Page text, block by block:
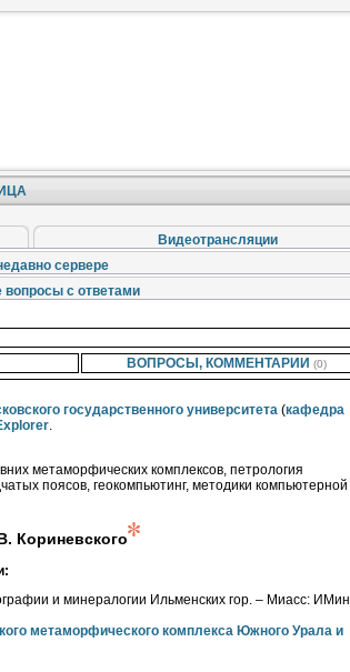
Видеотрансляции
сервере
вопросы с ответами
ВОПРОСЫ, КОММЕНТАРИИ (0)
государственного университета (кафедра
.
метаморфических комплексов, петрология
поясов, геокомпьютинг, методики компьютерной
Кориневского
и минералогии Ильменских гор. – Миасс: ИМин
метаморфического комплекса Южного Урала и